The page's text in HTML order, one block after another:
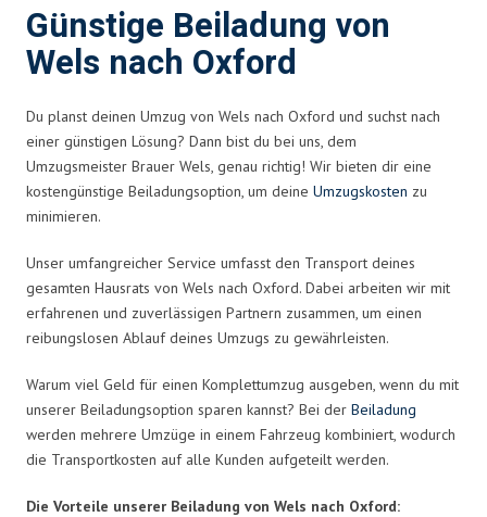
Günstige Beiladung von
Wels nach Oxford
Du planst deinen Umzug von Wels nach Oxford und suchst nach
einer günstigen Lösung? Dann bist du bei uns, dem
Umzugsmeister Brauer Wels, genau richtig! Wir bieten dir eine
kostengünstige Beiladungsoption, um deine Umzugskosten zu
minimieren.
Unser umfangreicher Service umfasst den Transport deines
gesamten Hausrats von Wels nach Oxford. Dabei arbeiten wir mit
erfahrenen und zuverlässigen Partnern zusammen, um einen
reibungslosen Ablauf deines Umzugs zu gewährleisten.
Warum viel Geld für einen Komplettumzug ausgeben, wenn du mit
unserer Beiladungsoption sparen kannst? Bei der Beiladung
werden mehrere Umzüge in einem Fahrzeug kombiniert, wodurch
die Transportkosten auf alle Kunden aufgeteilt werden.
Die Vorteile unserer Beiladung von Wels nach Oxford: